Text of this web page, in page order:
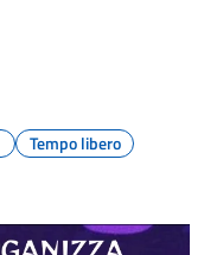
Tempo libero